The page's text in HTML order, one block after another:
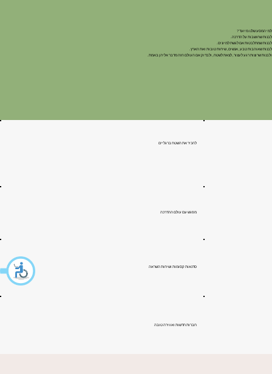
למי המסע שלנו מיועד?
לבנות שחושבות על הדרכה.
לבנות שמתלבטות אם לגשת למיונים.
לבנות שאוהבות טבע, אנשים, שיחות טובות ואת הארץ.
ולבנות שרוצות רגע לעצור, לצאת לשטח, ולבדוק אם העולם הזה מדבר אליהן באמת.
להכיר את השטח ברגליים
מפגש עם עולם ההדרכה
סדנאות קסומות ושיחות השראה
חברות חדשות ואווירה טובה